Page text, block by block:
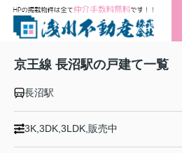
京王線 長沼駅の戸建て一覧
長沼駅
3K,3DK,3LDK,販売中